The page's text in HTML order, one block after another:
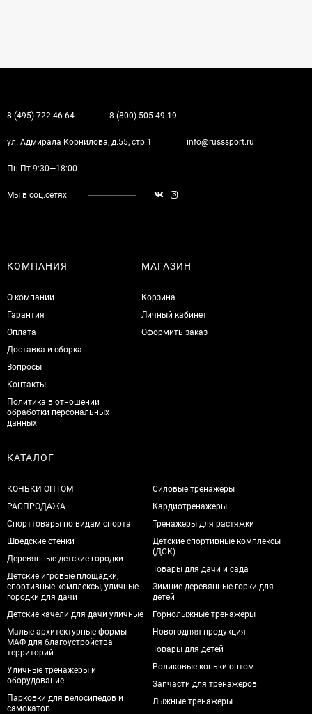
8 (495) 722-46-64 8 (800) 505-49-19
ул. Адмирала Корнилова, д.55, стр.1 info@russsport.ru
Пн-Пт 9:30—18:00
Мы в соц.сетях
КОМПАНИЯ
О компании
Гарантия
Оплата
Доставка и сборка
Вопросы
Контакты
Политика в отношении
обработки персональных
данных
МАГАЗИН
Корзина
Личный кабинет
Оформить заказ
КАТАЛОГ
КОНЬКИ ОПТОМ
РАСПРОДАЖА
Спорттовары по видам спорта
Шведские стенки
Деревянные детские городки
Детские игровые площадки,
спортивные комплексы, уличные
городки для дачи
Детские качели для дачи уличные
Малые архитектурные формы
МАФ для благоустройства
территорий
Уличные тренажеры и
оборудование
Парковки для велосипедов и
самокатов
Силовые тренажеры
Кардиотренажеры
Тренажеры для растяжки
Детские спортивные комплексы
(ДСК)
Товары для дачи и сада
Зимние деревянные горки для
детей
Горнолыжные тренажеры
Новогодняя продукция
Товары для детей
Роликовые коньки оптом
Запчасти для тренажеров
Лыжные тренажеры